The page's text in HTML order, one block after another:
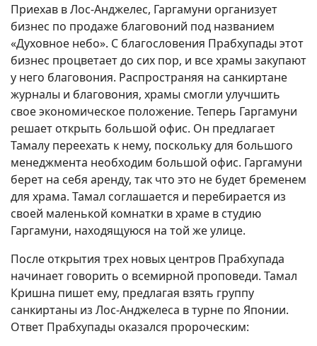
Приехав в Лос-Анджелес, Гаргамуни организует
бизнес по продаже благовоний под названием
«Духовное небо». С благословения Прабхупады этот
бизнес процветает до сих пор, и все храмы закупают
у него благовония. Распространяя на санкиртане
журналы и благовония, храмы смогли улучшить
свое экономическое положение. Теперь Гаргамуни
решает открыть большой офис. Он предлагает
Тамалу переехать к нему, поскольку для большого
менеджмента необходим большой офис. Гаргамуни
берет на себя аренду, так что это не будет бременем
для храма. Тамал соглашается и перебирается из
своей маленькой комнатки в храме в студию
Гаргамуни, находящуюся на той же улице.
После открытия трех новых центров Прабхупада
начинает говорить о всемирной проповеди. Тамал
Кришна пишет ему, предлагая взять группу
санкиртаны из Лос-Анджелеса в турне по Японии.
Ответ Прабхупады оказался пророческим: